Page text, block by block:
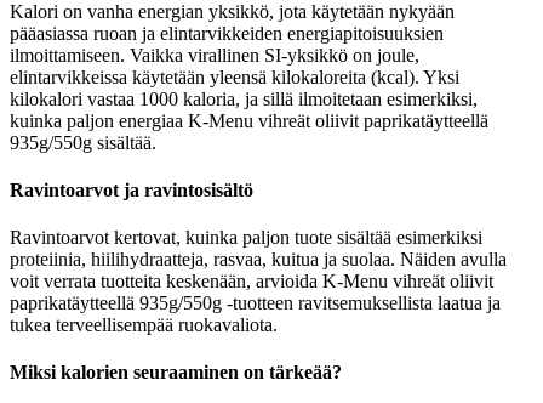
Kalori on vanha energian yksikkö, jota käytetään nykyään
pääasiassa ruoan ja elintarvikkeiden energiapitoisuuksien
ilmoittamiseen. Vaikka virallinen SI-yksikkö on joule,
elintarvikkeissa käytetään yleensä kilokaloreita (kcal). Yksi
kilokalori vastaa 1000 kaloria, ja sillä ilmoitetaan esimerkiksi,
kuinka paljon energiaa K-Menu vihreät oliivit paprikatäytteellä
935g/550g sisältää.
Ravintoarvot ja ravintosisältö
Ravintoarvot kertovat, kuinka paljon tuote sisältää esimerkiksi
proteiinia, hiilihydraatteja, rasvaa, kuitua ja suolaa. Näiden avulla
voit verrata tuotteita keskenään, arvioida K-Menu vihreät oliivit
paprikatäytteellä 935g/550g -tuotteen ravitsemuksellista laatua ja
tukea terveellisempää ruokavaliota.
Miksi kalorien seuraaminen on tärkeää?